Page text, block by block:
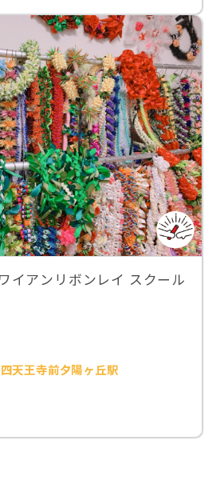
イアンリボンレイ スクール
天王寺前夕陽ヶ丘駅